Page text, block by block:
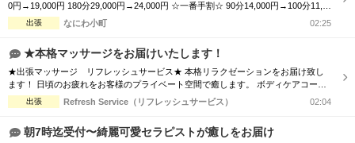
0円→19,000円 180分29,000円→24,000円 ☆一番手割☆ 90分14,000円→100分11,0
00円 120分19,000円→130分15,000円 150分24,000円→160分19,000円 180分29,000
円→190分24,000円 ☆オプション☆ ...
出張 なにわ小町 02:25
★本格マッサージをお届けいたします！
★出張マッサージ リフレッシュサービス★ 本格リラクゼーションをお届け致し
ます！ 日頃のお疲れをお客様のプライベート空間で癒します。 ボディケアコース
で全身をしっかりとほぐすも良し！ オイルセラピーで体の深部からゆったりする
も良し！ ★高リピートのスタッフが多数出勤★ リフレッシュサービスでは、 技術
などでもお気軽にご利...
出張 Refresh Service（リフレッシュサービス） 02:04
朝7時迄受付〜綺麗可愛セラピストが癒しをお届け